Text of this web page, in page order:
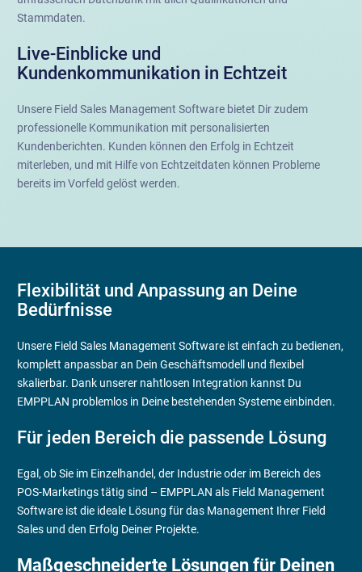
Stammdaten.
Live-Einblicke und
Kundenkommunikation in Echtzeit
Unsere Field Sales Management Software bietet Dir zudem
professionelle Kommunikation mit personalisierten
Kundenberichten. Kunden können den Erfolg in Echtzeit
miterleben, und mit Hilfe von Echtzeitdaten können Probleme
bereits im Vorfeld gelöst werden.
Flexibilität und Anpassung an Deine
Bedürfnisse
Unsere Field Sales Management Software ist einfach zu bedienen,
komplett anpassbar an Dein Geschäftsmodell und flexibel
skalierbar. Dank unserer nahtlosen Integration kannst Du
EMPPLAN problemlos in Deine bestehenden Systeme einbinden.
Für jeden Bereich die passende Lösung
Egal, ob Sie im Einzelhandel, der Industrie oder im Bereich des
POS-Marketings tätig sind – EMPPLAN als Field Management
Software ist die ideale Lösung für das Management Ihrer Field
Sales und den Erfolg Deiner Projekte.
Maßgeschneiderte Lösungen für Deinen